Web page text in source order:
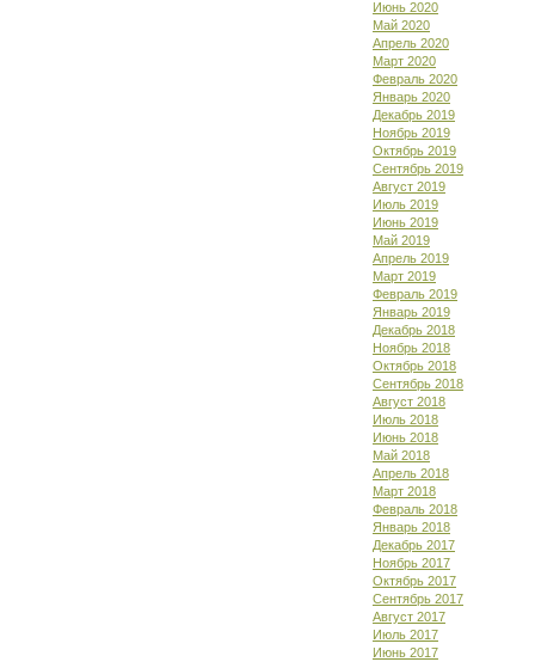
Июнь 2020
Май 2020
Апрель 2020
Март 2020
Февраль 2020
Январь 2020
Декабрь 2019
Ноябрь 2019
Октябрь 2019
Сентябрь 2019
Август 2019
Июль 2019
Июнь 2019
Май 2019
Апрель 2019
Март 2019
Февраль 2019
Январь 2019
Декабрь 2018
Ноябрь 2018
Октябрь 2018
Сентябрь 2018
Август 2018
Июль 2018
Июнь 2018
Май 2018
Апрель 2018
Март 2018
Февраль 2018
Январь 2018
Декабрь 2017
Ноябрь 2017
Октябрь 2017
Сентябрь 2017
Август 2017
Июль 2017
Июнь 2017